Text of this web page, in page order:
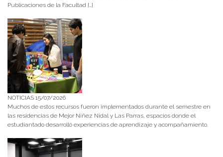
Publicaciones de la Facultad […]
NOTICIAS 15/07/2026
Muchos de estos recursos fueron implementados durante el semestre en
las residencias de Mejor Niñez Nidal y Las Parras, espacios donde el
estudiantado desarrolló experiencias de aprendizaje y acompañamiento.